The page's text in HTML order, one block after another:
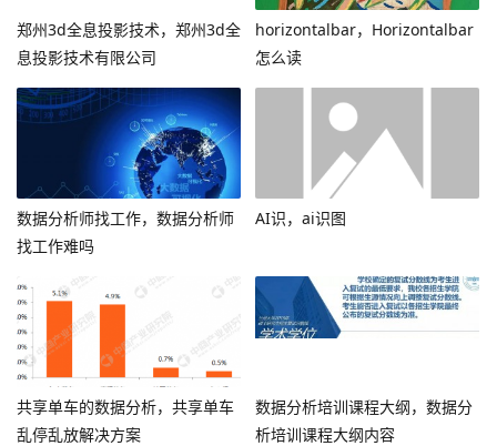
郑州3d全息投影技术，郑州3d全
息投影技术有限公司
horizontalbar，Horizontalbar
怎么读
数据分析师找工作，数据分析师
找工作难吗
AI识，ai识图
共享单车的数据分析，共享单车
乱停乱放解决方案
数据分析培训课程大纲，数据分
析培训课程大纲内容